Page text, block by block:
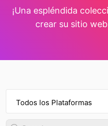
¡Una espléndida
crear su sitio